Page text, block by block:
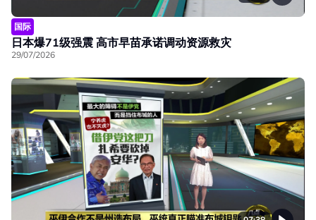
国际
日本爆71级强震 高市早苗承诺调动资源救灾
29/07/2026